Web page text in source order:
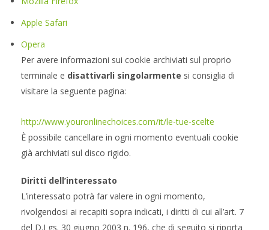
Apple Safari
Opera
Per avere informazioni sui cookie archiviati sul proprio
terminale e disattivarli singolarmente si consiglia di
visitare la seguente pagina:
http://www.youronlinechoices.com/it/le-tue-scelte
È possibile cancellare in ogni momento eventuali cookie
già archiviati sul disco rigido.
Diritti dell’interessato
L’interessato potrà far valere in ogni momento,
rivolgendosi ai recapiti sopra indicati, i diritti di cui all’art. 7
del D.Lgs. 30 giugno 2003 n. 196, che di seguito si riporta